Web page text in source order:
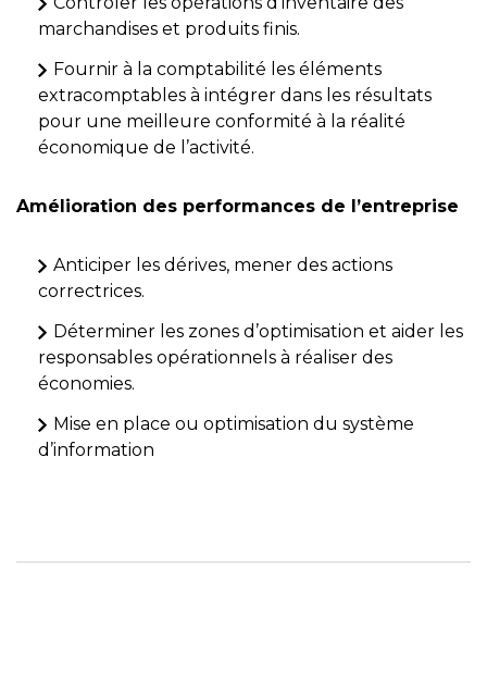
marchandises et produits finis.
Fournir à la comptabilité les éléments
extracomptables à intégrer dans les résultats
pour une meilleure conformité à la réalité
économique de l’activité.
Amélioration des performances de l’entreprise
Anticiper les dérives, mener des actions
correctrices.
Déterminer les zones d’optimisation et aider les
responsables opérationnels à réaliser des
économies.
Mise en place ou optimisation du système
d’information